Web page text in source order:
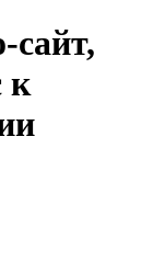
сайт,
к